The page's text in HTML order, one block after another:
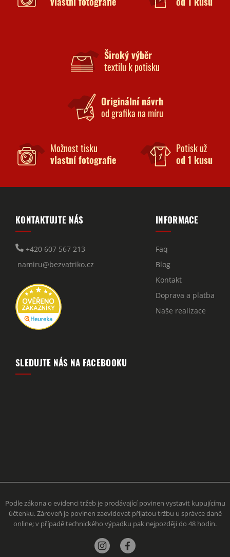
Široký výběr
textilu k potisku
Originální návrh
od grafika na míru
Možnost tisku
vlastní fotografie
Potisk už
od 1 kusu
KONTAKTUJTE NÁS
+420 607 567 213
namiru@bezvatriko.cz
INFORMACE
Faq
Blog
Kontakt
Doprava a platba
Naše realizace
SLEDUJTE NÁS NA FACEBOOKU
Podle zákona o evidenci tržeb je prodávající povinen vystavit kupujícímu
účtenku. Zároveň je povinen zaevidovat přijatou tržbu u správce daně
online; v případě technického výpadku pak nejpozději do 48 hodin.